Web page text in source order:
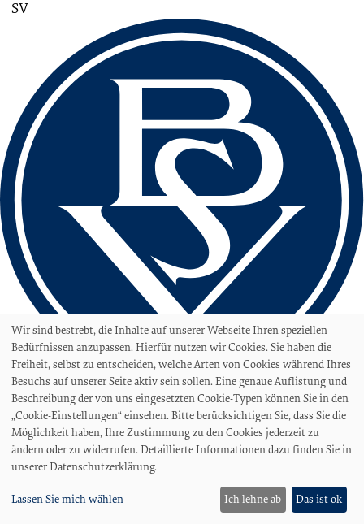
love football
hate racism!
Erstellt aus Liebe zum Sport vonkooperative web
Stadion
Sportanlage Hohweg
Wir sind bestrebt, die Inhalte auf unserer Webseite Ihren speziellen
Bedürfnissen anzupassen. Hierfür nutzen wir Cookies. Sie haben die
Freiheit, selbst zu entscheiden, welche Arten von Cookies während Ihres
Besuchs auf unserer Seite aktiv sein sollen. Eine genaue Auflistung und
Beschreibung der von uns eingesetzten Cookie-Typen können Sie in den
„Cookie-Einstellungen“ einsehen. Bitte berücksichtigen Sie, dass Sie die
Möglichkeit haben, Ihre Zustimmung zu den Cookies jederzeit zu
ändern oder zu widerrufen. Detaillierte Informationen dazu finden Sie in
unserer Datenschutzerklärung.
Lassen Sie mich wählen Ich lehne ab Das ist ok